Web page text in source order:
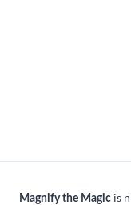
Magnify the Magic is